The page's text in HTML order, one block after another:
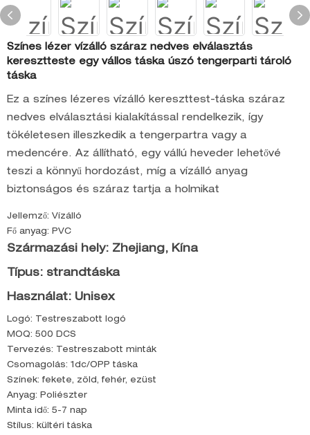
Színes lézer vízálló száraz nedves elválasztás
keresztteste egy vállos táska úszó tengerparti tároló
táska
Ez a színes lézeres vízálló kereszttest-táska száraz
nedves elválasztási kialakítással rendelkezik, így
tökéletesen illeszkedik a tengerpartra vagy a
medencére. Az állítható, egy vállú heveder lehetővé
teszi a könnyű hordozást, míg a vízálló anyag
biztonságos és száraz tartja a holmikat
Jellemző: Vízálló
Fő anyag: PVC
Származási hely: Zhejiang, Kína
Típus: strandtáska
Használat: Unisex
Logó: Testreszabott logó
MOQ: 500 DCS
Tervezés: Testreszabott minták
Csomagolás: 1dc/OPP táska
Színek: fekete, zöld, fehér, ezüst
Anyag: Poliészter
Minta idő: 5-7 nap
Stílus: kültéri táska